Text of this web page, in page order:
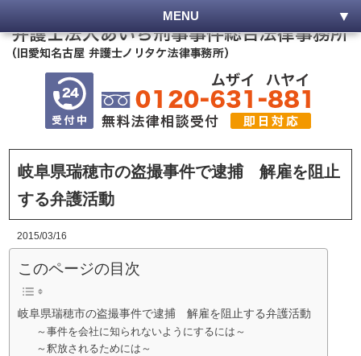
MENU
岐阜県瑞穂市の盗撮事件で逮捕 解雇を阻止
する弁護活動
2015/03/16
このページの目次
岐阜県瑞穂市の盗撮事件で逮捕 解雇を阻止する弁護活動
～事件を会社に知られないようにするには～
～釈放されるためには～